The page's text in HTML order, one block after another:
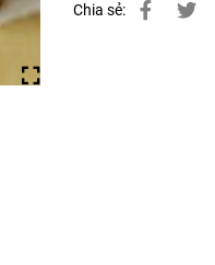
Chia sẻ: